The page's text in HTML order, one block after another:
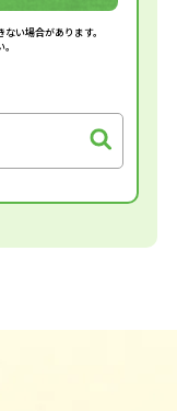
い場合があります。